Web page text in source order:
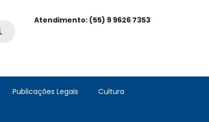
Atendimento: (55) 9 9626 7353
Publicações Legais Cultura